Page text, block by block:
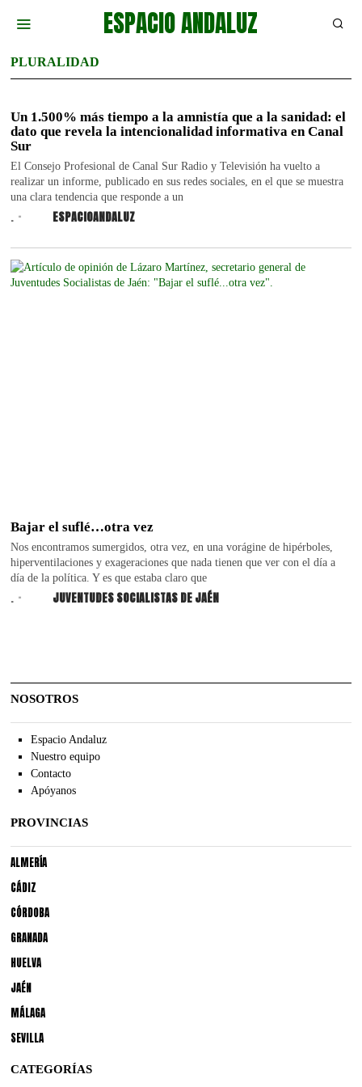
ESPACIO ANDALUZ
PLURALIDAD
Un 1.500% más tiempo a la amnistía que a la sanidad: el
dato que revela la intencionalidad informativa en Canal
Sur
El Consejo Profesional de Canal Sur Radio y Televisión ha vuelto a
realizar un informe, publicado en sus redes sociales, en el que se muestra
una clara tendencia que responde a un
. ESPACIOANDALUZ
Bajar el suflé…otra vez
Nos encontramos sumergidos, otra vez, en una vorágine de hipérboles,
hiperventilaciones y exageraciones que nada tienen que ver con el día a
día de la política. Y es que estaba claro que
. JUVENTUDES SOCIALISTAS DE JAÉN
NOSOTROS
Espacio Andaluz
Nuestro equipo
Contacto
Apóyanos
PROVINCIAS
ALMERÍA
CÁDIZ
CÓRDOBA
GRANADA
HUELVA
JAÉN
MÁLAGA
SEVILLA
CATEGORÍAS